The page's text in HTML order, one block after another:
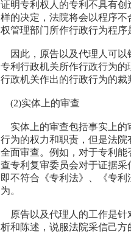
证明专利权人的专利不具有
样的决定，法院将会以程序
权管理部门所作行政行为程
因此，原告以及代理人可
专利行政机关所作行政行为
行政机关作出的行政行为的裁
(2)实体上的审查
实体上的审查包括事实上
行为的权力和职责，但是法
全面审查。例如，对于专利
查专利复审委员会对于证据
即不符合《专利法》、《专
为。
原告以及代理人的工作是
析和陈述，说服法院采信己